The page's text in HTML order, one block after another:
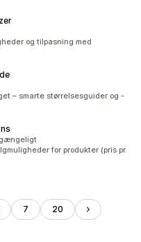
og tilpasning med
– smarte størrelsesguider og -
for produkter (pris pr.
7 20